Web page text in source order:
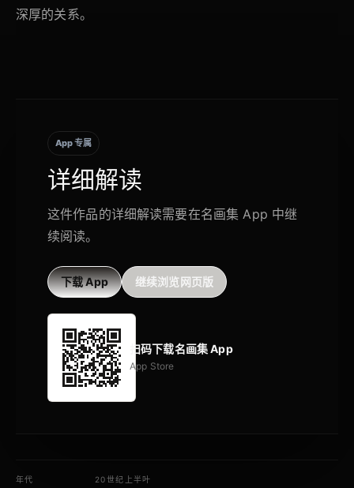
深厚的关系。
App 专属
详细解读
这件作品的详细解读需要在名画集 App 中继
续阅读。
下载 App 继续浏览网页版
扫码下载名画集 App
App Store
年代 20世纪上半叶